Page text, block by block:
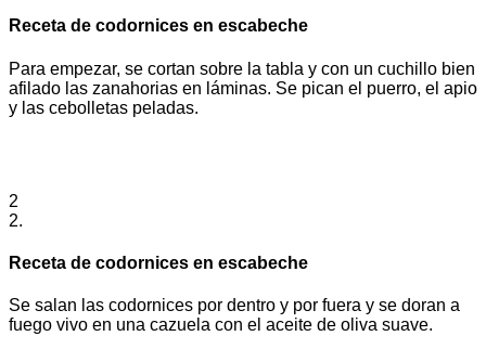
Receta de codornices en escabeche
Para empezar, se cortan sobre la tabla y con un cuchillo bien
afilado las zanahorias en láminas. Se pican el puerro, el apio
y las cebolletas peladas.
2
2.
Receta de codornices en escabeche
Se salan las codornices por dentro y por fuera y se doran a
fuego vivo en una cazuela con el aceite de oliva suave.